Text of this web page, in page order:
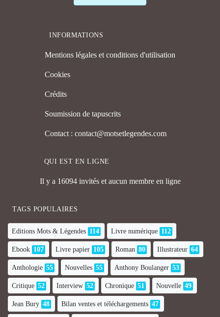
INFORMATIONS
Mentions légales et conditions d'utilisation
Cookies
Crédits
Soumission de tapuscrits
Contact : contact@motsetlegendes.com
QUI EST EN LIGNE
Il y a 16094 invités et aucun membre en ligne
TAGS POPULAIRES
Editions Mots & Légendes 114 Livre numérique 112
Ebook 107 Livre papier 105 Roman 80 Illustrateur 64
Anthologie 55 Nouvelles 55 Anthony Boulanger 53
Critique 52 Interview 52 Chronique 51 Nouvelle 49
Jean Bury 48 Bilan ventes et téléchargements 47